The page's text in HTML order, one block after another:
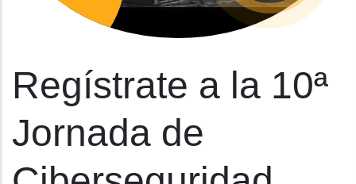
Regístrate a la 10ª
Jornada de